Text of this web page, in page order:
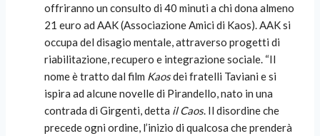
offriranno un consulto di 40 minuti a chi dona almeno
21 euro ad AAK (Associazione Amici di Kaos). AAK si
occupa del disagio mentale, attraverso progetti di
riabilitazione, recupero e integrazione sociale. “Il
nome è tratto dal film Kaosdei fratelli Taviani e si
ispira ad alcune novelle di Pirandello, nato in una
contrada di Girgenti, detta il Caos. Il disordine che
precede ogni ordine, l’inizio di qualcosa che prenderà